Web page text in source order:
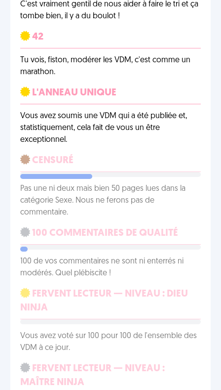
C'est vraiment gentil de nous aider à faire le tri et ça
tombe bien, il y a du boulot !
42
Tu vois, fiston, modérer les VDM, c'est comme un
marathon.
L'ANNEAU UNIQUE
Vous avez soumis une VDM qui a été publiée et,
statistiquement, cela fait de vous un être
exceptionnel.
CENSURÉ
Pas une ni deux mais bien 50 pages lues dans la
catégorie Sexe. Nous ne ferons pas de
commentaire.
100 COMMENTAIRES DE QUALITÉ
100 de vos commentaires ne sont ni enterrés ni
modérés. Quel plébiscite !
FERVENT LECTEUR — NIVEAU : DIEU
NINJA
Vous avez voté sur 100 pour 100 de l'ensemble des
VDM à ce jour.
FERVENT LECTEUR — NIVEAU :
MAÎTRE NINJA